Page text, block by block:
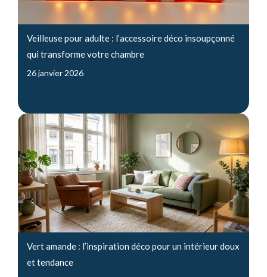
Veilleuse pour adulte : l’accessoire déco insoupçonné
qui transforme votre chambre
26 janvier 2026
Vert amande : l’inspiration déco pour un intérieur doux
et tendance